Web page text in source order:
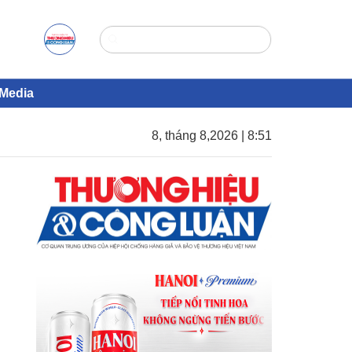
8, tháng 8,2026 | 8:51